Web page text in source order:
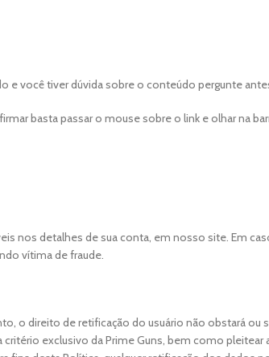
você tiver dúvida sobre o conteúdo pergunte
basta passar o mouse sobre o link e olhar na
nos detalhes de sua conta, em nosso site. Em
vítima de fraude.
o direito de retificação do usuário não obstará ou
exclusivo da Prime Guns, bem como